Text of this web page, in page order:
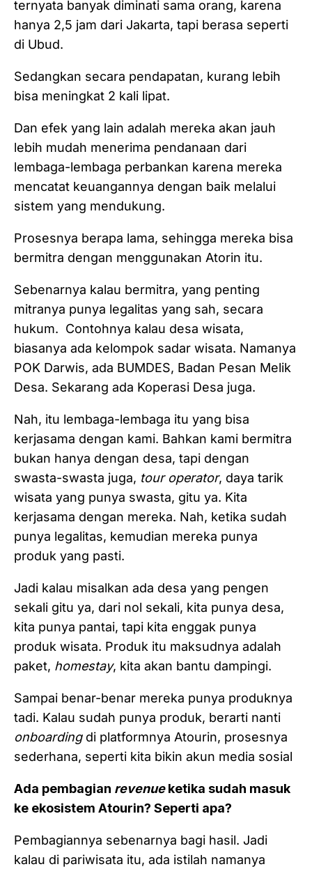
ternyata banyak diminati sama orang, karena
hanya 2,5 jam dari Jakarta, tapi berasa seperti
di Ubud.
Sedangkan secara pendapatan, kurang lebih
bisa meningkat 2 kali lipat.
Dan efek yang lain adalah mereka akan jauh
lebih mudah menerima pendanaan dari
lembaga-lembaga perbankan karena mereka
mencatat keuangannya dengan baik melalui
sistem yang mendukung.
Prosesnya berapa lama, sehingga mereka bisa
bermitra dengan menggunakan Atorin itu.
Sebenarnya kalau bermitra, yang penting
mitranya punya legalitas yang sah, secara
hukum. Contohnya kalau desa wisata,
biasanya ada kelompok sadar wisata. Namanya
POK Darwis, ada BUMDES, Badan Pesan Melik
Desa. Sekarang ada Koperasi Desa juga.
Nah, itu lembaga-lembaga itu yang bisa
kerjasama dengan kami. Bahkan kami bermitra
bukan hanya dengan desa, tapi dengan
swasta-swasta juga, tour operator, daya tarik
wisata yang punya swasta, gitu ya. Kita
kerjasama dengan mereka. Nah, ketika sudah
punya legalitas, kemudian mereka punya
produk yang pasti.
Jadi kalau misalkan ada desa yang pengen
sekali gitu ya, dari nol sekali, kita punya desa,
kita punya pantai, tapi kita enggak punya
produk wisata. Produk itu maksudnya adalah
paket, homestay, kita akan bantu dampingi.
Sampai benar-benar mereka punya produknya
tadi. Kalau sudah punya produk, berarti nanti
onboarding di platformnya Atourin, prosesnya
sederhana, seperti kita bikin akun media sosial
Ada pembagian revenueketika sudah masuk
ke ekosistem Atourin? Seperti apa?
Pembagiannya sebenarnya bagi hasil. Jadi
kalau di pariwisata itu, ada istilah namanya